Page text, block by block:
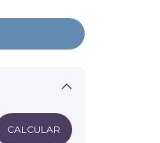
Alterar CEP
CALCULAR